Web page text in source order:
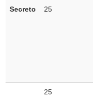
Secreto 25
25